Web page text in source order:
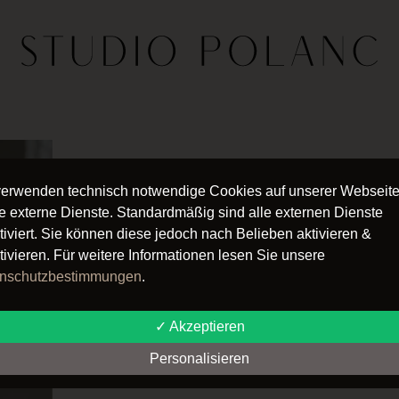
technisch notwendige Cookies auf unserer Webseite
externe Dienste. Standardmäßig sind alle externen Dienste
Sie können diese jedoch nach Belieben aktivieren &
Für weitere Informationen lesen Sie unsere
.
✓ Akzeptieren
Personalisieren